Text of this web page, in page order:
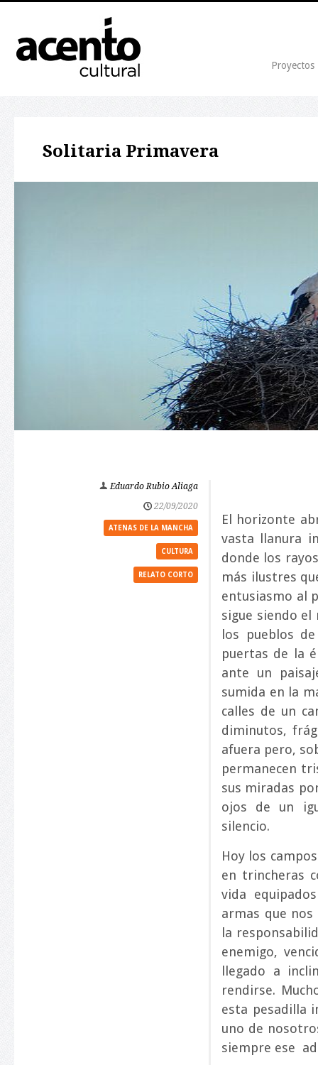
Proyectos
Solitaria Primavera
Eduardo Rubio Aliaga
22/09/2020
ATENAS DE LA MANCHA
CULTURA
RELATO CORTO
El horizonte
vasta llanura
donde los
más ilustres
entusiasmo al
sigue siendo
los pueblos
puertas de la
ante un
sumida en la
calles de un
diminutos,
afuera pero,
permanecen
sus miradas
ojos de un
silencio.
Hoy los
en trincheras
vida
armas que
la
enemigo,
llegado a
rendirse.
esta pesadilla
uno de
siempre ese